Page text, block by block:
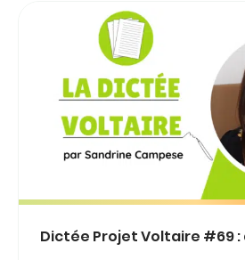
Dictée Projet Voltaire #69 :